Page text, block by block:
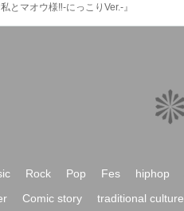
とマオウ様‼-にっこりVer.-』
Rock Pop Fes hiphop
Comic story traditional culture